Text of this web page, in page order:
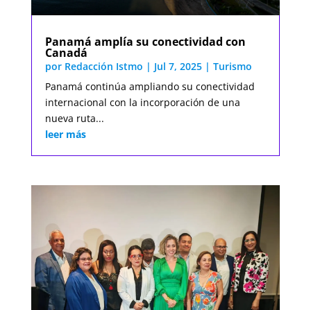
Panamá amplía su conectividad con
Canadá
por Redacción Istmo | Jul 7, 2025| Turismo
Panamá continúa ampliando su conectividad
internacional con la incorporación de una
nueva ruta...
leer más